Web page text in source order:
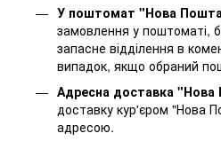
У поштомат "Нова
замовлення у поштоматі,
запасне відділення в
випадок, якщо обраний
Адресна доставка
доставку кур'єром "Нова
адресою.